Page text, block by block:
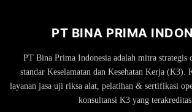
PT BINA PRIMA
PT Bina Prima Indonesia adalah mitra strategis
standar Keselamatan dan Kesehatan Kerja (K3).
layanan jasa uji riksa alat, pelatihan & sertifikasi
konsultansi K3 yang